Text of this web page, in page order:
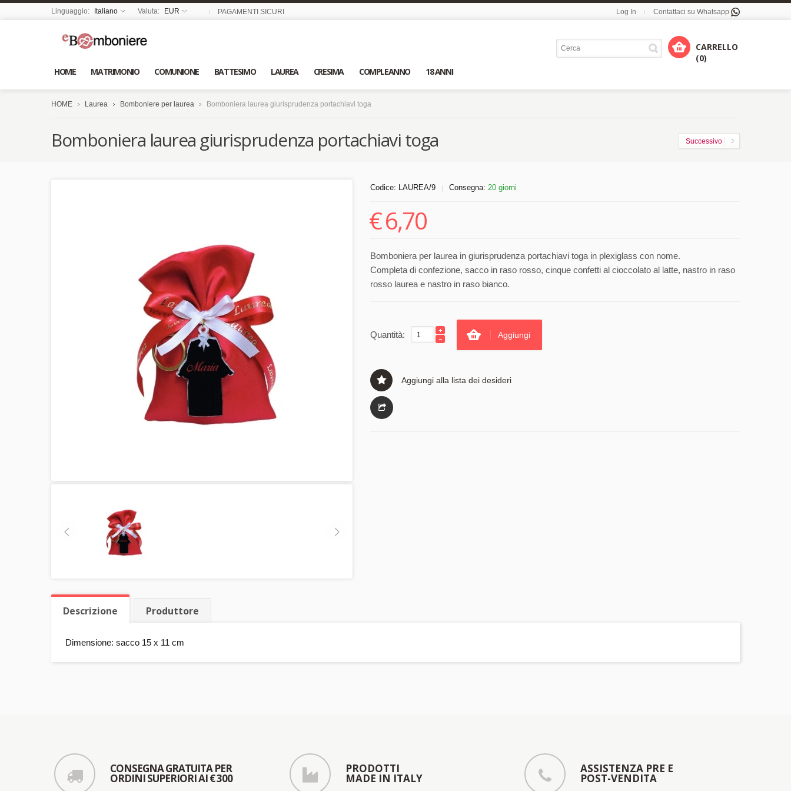
Linguaggio: Italiano Valuta: EUR PAGAMENTI SICURI Log In Contattaci su Whatsapp
HOME MATRIMONIO COMUNIONE BATTESIMO LAUREA CRESIMA COMPLEANNO 18 ANNI
CARRELLO
(0)
HOME Laurea Bomboniere per laurea Bomboniera laurea giurisprudenza portachiavi toga
Successivo
Bomboniera laurea giurisprudenza portachiavi toga
Codice: LAUREA/9 Consegna: 20 giorni
€6,70
Bomboniera per laurea in giurisprudenza portachiavi toga in plexiglass con nome.
Completa di confezione, sacco in raso rosso, cinque confetti al cioccolato al latte, nastro in raso
rosso laurea e nastro in raso bianco.
Quantità: Aggiungi
Aggiungi alla lista dei desideri
Descrizione Produttore
Dimensione: sacco 15 x 11 cm
CONSEGNA GRATUITA PER
ORDINI SUPERIORI AI € 300
PRODOTTI
MADE IN ITALY
ASSISTENZA PRE E
POST-VENDITA